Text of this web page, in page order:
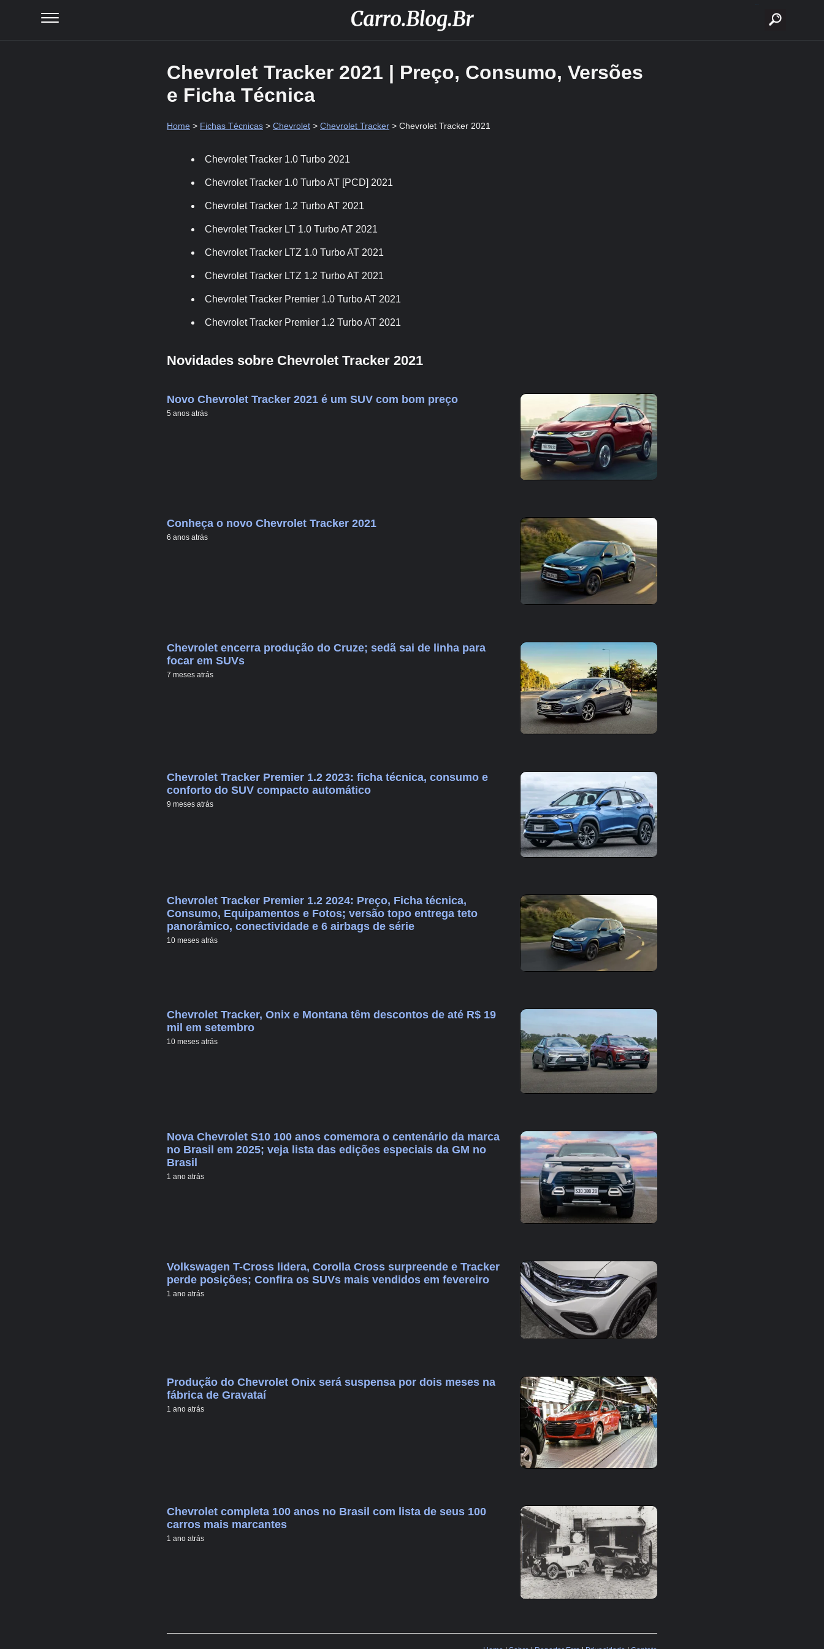
Chevrolet Tracker 2021 | Preço, Consumo, Versões
e Ficha Técnica
Home > Fichas Técnicas > Chevrolet > Chevrolet Tracker > Chevrolet Tracker 2021
Chevrolet Tracker 1.0 Turbo 2021
Chevrolet Tracker 1.0 Turbo AT [PCD] 2021
Chevrolet Tracker 1.2 Turbo AT 2021
Chevrolet Tracker LT 1.0 Turbo AT 2021
Chevrolet Tracker LTZ 1.0 Turbo AT 2021
Chevrolet Tracker LTZ 1.2 Turbo AT 2021
Chevrolet Tracker Premier 1.0 Turbo AT 2021
Chevrolet Tracker Premier 1.2 Turbo AT 2021
Novidades sobre Chevrolet Tracker 2021
Novo Chevrolet Tracker 2021 é um SUV com bom preço
5 anos atrás
Conheça o novo Chevrolet Tracker 2021
6 anos atrás
Chevrolet encerra produção do Cruze; sedã sai de linha para
focar em SUVs
7 meses atrás
Chevrolet Tracker Premier 1.2 2023: ficha técnica, consumo e
conforto do SUV compacto automático
9 meses atrás
Chevrolet Tracker Premier 1.2 2024: Preço, Ficha técnica,
Consumo, Equipamentos e Fotos; versão topo entrega teto
panorâmico, conectividade e 6 airbags de série
10 meses atrás
Chevrolet Tracker, Onix e Montana têm descontos de até R$ 19
mil em setembro
10 meses atrás
Nova Chevrolet S10 100 anos comemora o centenário da marca
no Brasil em 2025; veja lista das edições especiais da GM no
Brasil
1 ano atrás
Volkswagen T-Cross lidera, Corolla Cross surpreende e Tracker
perde posições; Confira os SUVs mais vendidos em fevereiro
1 ano atrás
Produção do Chevrolet Onix será suspensa por dois meses na
fábrica de Gravataí
1 ano atrás
Chevrolet completa 100 anos no Brasil com lista de seus 100
carros mais marcantes
1 ano atrás